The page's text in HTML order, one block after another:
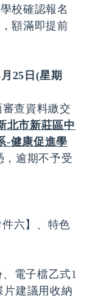
校確認報名
額滿即提前
月 25 日 (星期
查資料繳交
北市新莊區中
-健康促進學
，逾期不予受
六】、特色
電子檔乙式1
片建議用收納